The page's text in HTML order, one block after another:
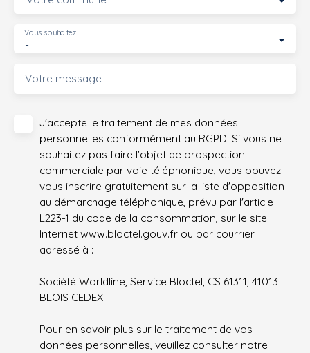
-
Vous souhaitez
Votre message
J'accepte le traitement de mes données
personnelles conformément au RGPD. Si vous ne
souhaitez pas faire l'objet de prospection
commerciale par voie téléphonique, vous pouvez
vous inscrire gratuitement sur la liste d'opposition
au démarchage téléphonique, prévu par l'article
L223-1 du code de la consommation, sur le site
Internet www.bloctel.gouv.fr ou par courrier
adressé à :
Société Worldline, Service Bloctel, CS 61311, 41013
BLOIS CEDEX.
Pour en savoir plus sur le traitement de vos
données personnelles, veuillez consulter notre